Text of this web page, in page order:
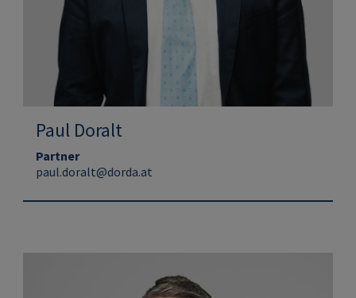
Paul Doralt
Partner
paul.doralt@dorda.at